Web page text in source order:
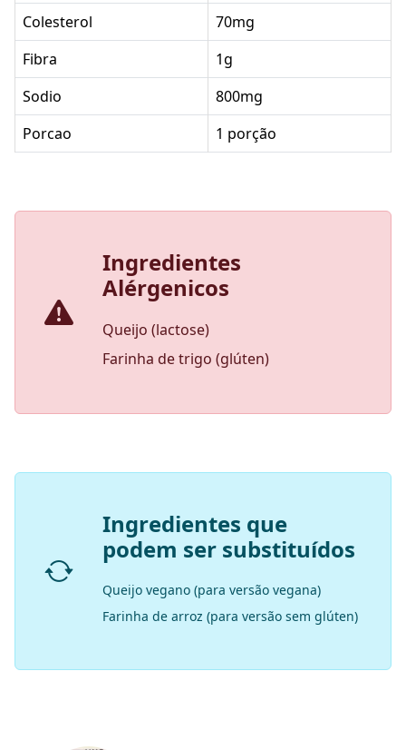
Colesterol
70mg
Fibra
1g
Sodio
800mg
Porcao
1 porção
Ingredientes
Alérgenicos
Queijo (lactose)
Farinha de trigo (glúten)
Ingredientes que
podem ser substituídos
Queijo vegano (para versão vegana)
Farinha de arroz (para versão sem glúten)